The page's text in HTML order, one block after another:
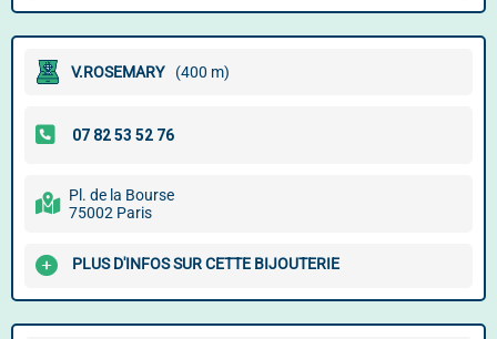
V.ROSEMARY (400 m)
Pl. de la Bourse
75002 Paris
PLUS D'INFOS SUR CETTE BIJOUTERIE